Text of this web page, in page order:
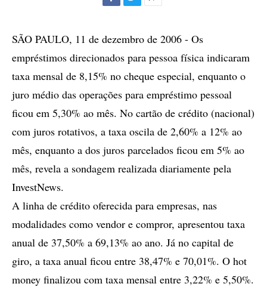
compartilhamento
SÃO PAULO, 11 de dezembro de 2006 - Os
empréstimos direcionados para pessoa física indicaram
taxa mensal de 8,15% no cheque especial, enquanto o
juro médio das operações para empréstimo pessoal
ficou em 5,30% ao mês. No cartão de crédito (nacional)
com juros rotativos, a taxa oscila de 2,60% a 12% ao
mês, enquanto a dos juros parcelados ficou em 5% ao
mês, revela a sondagem realizada diariamente pela
InvestNews.
A linha de crédito oferecida para empresas, nas
modalidades como vendor e compror, apresentou taxa
anual de 37,50% a 69,13% ao ano. Já no capital de
giro, a taxa anual ficou entre 38,47% e 70,01%. O hot
money finalizou com taxa mensal entre 3,22% e 5,50%.